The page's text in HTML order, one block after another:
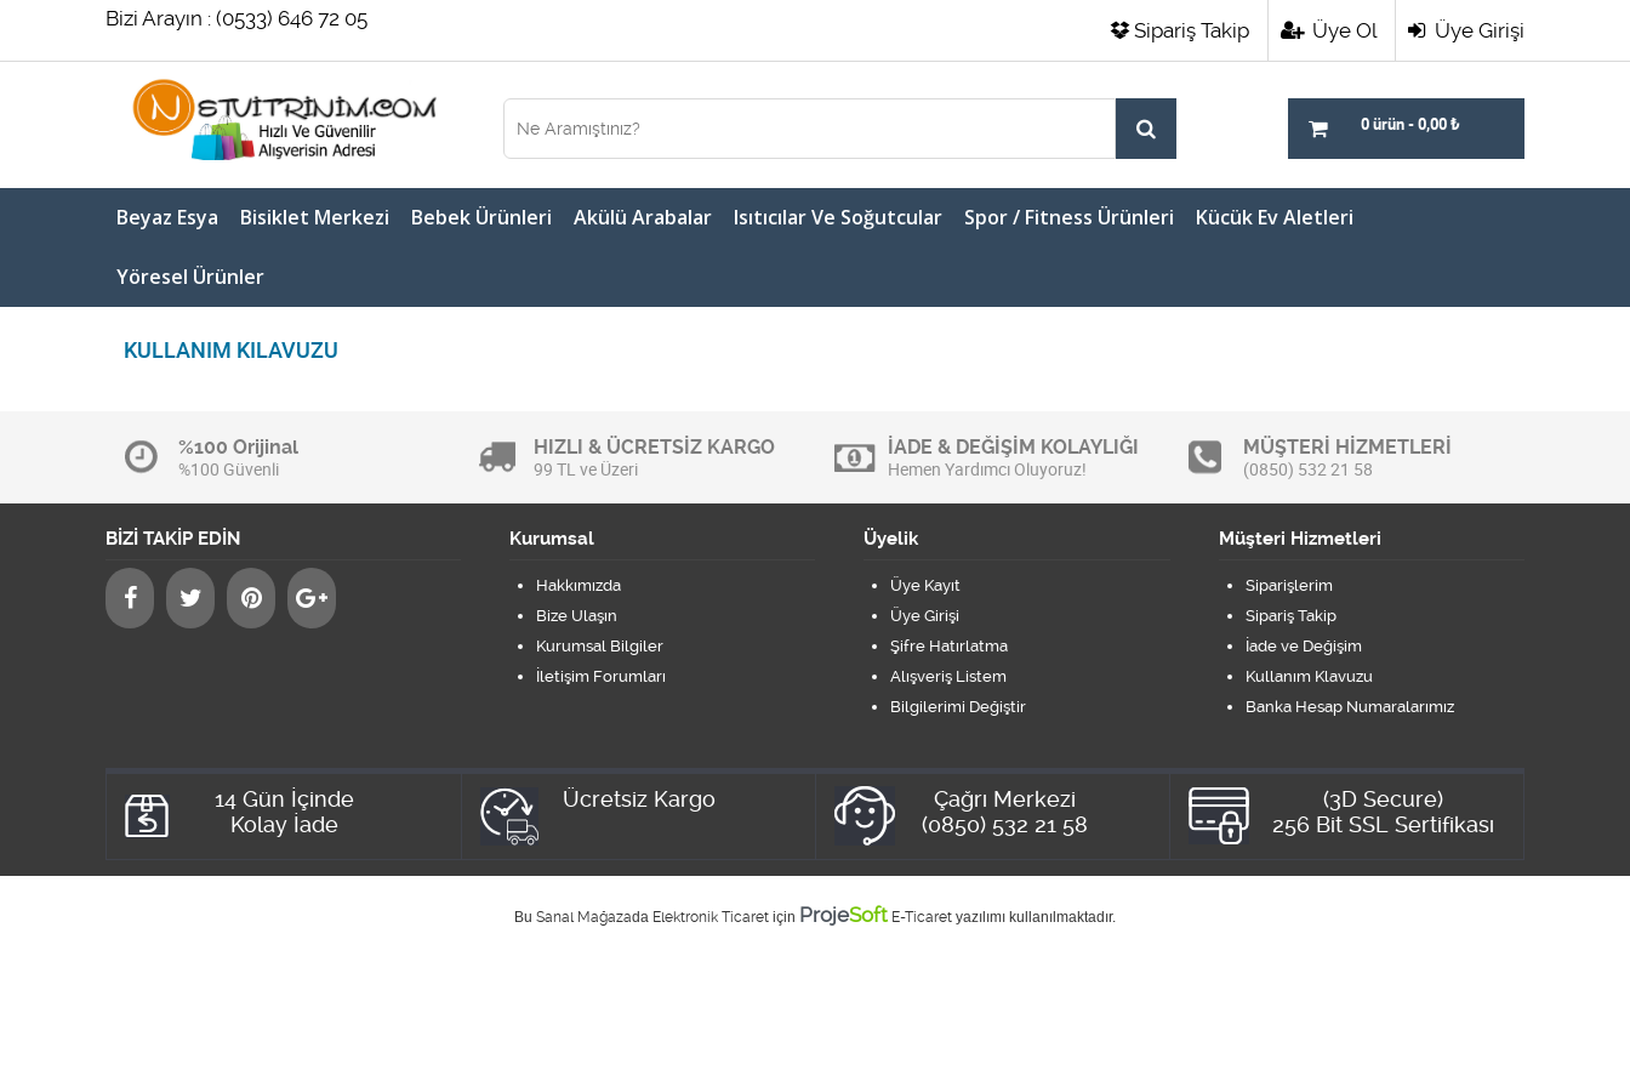
Bizi Arayın : (0533) 646 72 05 Üye Girişi
Üye Ol
Sipariş Takip
0 ürün - 0,00 ₺
Beyaz Esya Bisiklet Merkezi Bebek Ürünleri Akülü Arabalar Isıtıcılar Ve Soğutcular Spor / Fitness Ürünleri Kücük Ev Aletleri
Yöresel Ürünler
KULLANIM KILAVUZU
%100 Orijinal
%100 Güvenli
HIZLI & ÜCRETSİZ KARGO
99 TL ve Üzeri
İADE & DEĞİŞİM KOLAYLIĞI
Hemen Yardımcı Oluyoruz!
MÜŞTERİ HİZMETLERİ
(0850) 532 21 58
BİZİ TAKİP EDİN Kurumsal
Hakkımızda
Bize Ulaşın
Kurumsal Bilgiler
İletişim Forumları
Üyelik
Üye Kayıt
Üye Girişi
Şifre Hatırlatma
Alışveriş Listem
Bilgilerimi Değiştir
Müşteri Hizmetleri
Siparişlerim
Sipariş Takip
İade ve Değişim
Kullanım Klavuzu
Banka Hesap Numaralarımız
14 Gün İçinde
Kolay İade
Ücretsiz Kargo
Çağrı Merkezi
(0850) 532 21 58
(3D Secure)
256 Bit SSL Sertifikası
Bu Sanal Mağazada Elektronik Ticaret için ProjeSoft E-Ticaret yazılımı kullanılmaktadır.